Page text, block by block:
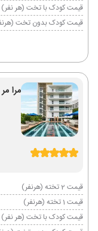
قیمت کودک با تخت (هر نفر)
قیمت کودک بدون تخت
مرا مر
قیمت 2 تخته (هرنفر)
قیمت 1 تخته (هرنفر)
قیمت کودک با تخت (هر نفر)